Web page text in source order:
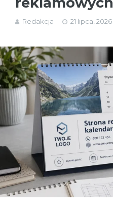
Redakcja 21 lipca, 2026